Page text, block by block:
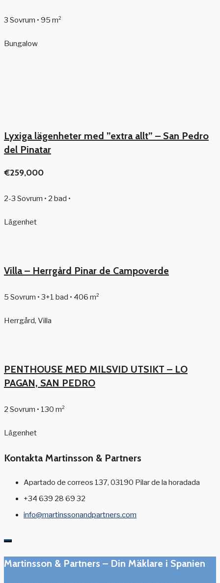
3 Sovrum • 95 m²
Bungalow
Lyxiga lägenheter med ”extra allt” – San Pedro
del Pinatar
€259,000
2-3 Sovrum • 2 bad •
Lägenhet
Villa – Herrgård Pinar de Campoverde
5 Sovrum • 3+1 bad • 406 m²
Herrgård, Villa
PENTHOUSE MED MILSVID UTSIKT – LO
PAGAN, SAN PEDRO
2 Sovrum • 130 m²
Lägenhet
Kontakta Martinsson & Partners
Apartado de correos 137, 03190 Pilar de la horadada
+34 639 28 69 32
info@martinssonandpartners.com
Martinsson & Partners – Din Mäklare i Spanien